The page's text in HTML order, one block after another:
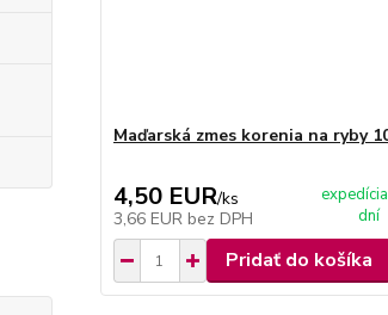
Maďarská zmes korenia na ryby
4,50 EUR/ks
3,66 EUR bez DPH
dní
Pridať do košíka